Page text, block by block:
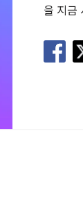
을 지금